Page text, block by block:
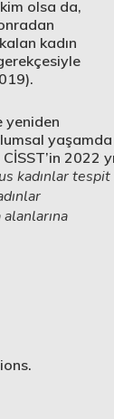
olsa da,
kadın
yeniden
yaşamda
2022
kadınlar tespit